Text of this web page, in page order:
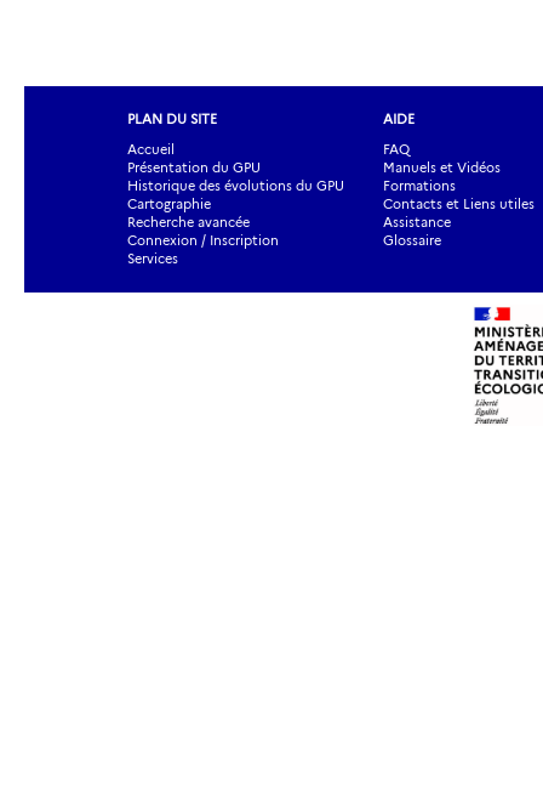
PLAN DU SITE
Accueil
Présentation du GPU
Historique des évolutions du GPU
Cartographie
Recherche avancée
Connexion / Inscription
Services
AIDE
FAQ
Manuels et Vidéos
Formations
Contacts et Liens utiles
Assistance
Glossaire